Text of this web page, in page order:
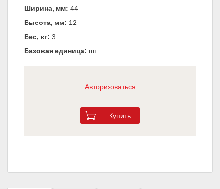
Ширина, мм: 44
Высота, мм: 12
Вес, кг: 3
Базовая единица: шт
Авторизоваться
Купить